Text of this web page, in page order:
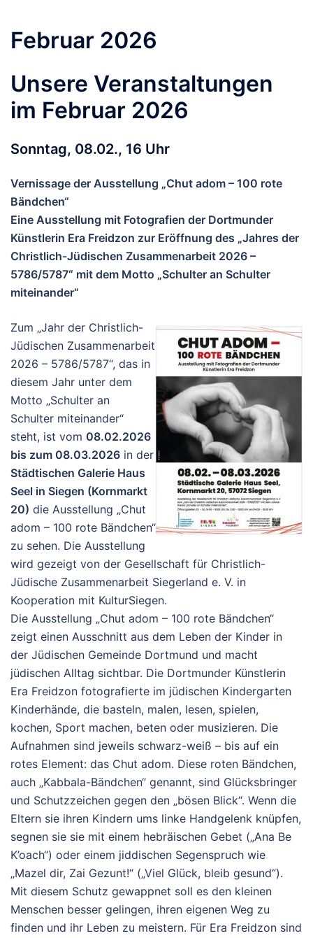
Februar 2026
Unsere Veranstaltungen
im Februar 2026
Sonntag, 08.02., 16 Uhr
Vernissage der Ausstellung „Chut adom – 100 rote
Bändchen“
Eine Ausstellung mit Fotografien der Dortmunder
Künstlerin Era Freidzon zur Eröffnung des „Jahres der
Christlich-Jüdischen Zusammenarbeit 2026 –
5786/5787“ mit dem Motto „Schulter an Schulter
miteinander“
Zum „Jahr der Christlich-
Jüdischen Zusammenarbeit
2026 – 5786/5787“, das in
diesem Jahr unter dem
Motto „Schulter an
Schulter miteinander“
steht, ist vom 08.02.2026
bis zum 08.03.2026 in der
Städtischen Galerie Haus
Seel in Siegen (Kornmarkt
20) die Ausstellung „Chut
adom – 100 rote Bändchen“
zu sehen. Die Ausstellung
wird gezeigt von der Gesellschaft für Christlich-
Jüdische Zusammenarbeit Siegerland e. V. in
Kooperation mit KulturSiegen.
Die Ausstellung „Chut adom – 100 rote Bändchen“
zeigt einen Ausschnitt aus dem Leben der Kinder in
der Jüdischen Gemeinde Dortmund und macht
jüdischen Alltag sichtbar. Die Dortmunder Künstlerin
Era Freidzon fotografierte im jüdischen Kindergarten
Kinderhände, die basteln, malen, lesen, spielen,
kochen, Sport machen, beten oder musizieren. Die
Aufnahmen sind jeweils schwarz-weiß – bis auf ein
rotes Element: das Chut adom. Diese roten Bändchen,
auch „Kabbala-Bändchen“ genannt, sind Glücksbringer
und Schutzzeichen gegen den „bösen Blick“. Wenn die
Eltern sie ihren Kindern ums linke Handgelenk knüpfen,
segnen sie sie mit einem hebräischen Gebet („Ana Be
K’oach“) oder einem jiddischen Segenspruch wie
„Mazel dir, Zai Gezunt!“ („Viel Glück, bleib gesund“).
Mit diesem Schutz gewappnet soll es den kleinen
Menschen besser gelingen, ihren eigenen Weg zu
finden und ihr Leben zu meistern. Für Era Freidzon sind